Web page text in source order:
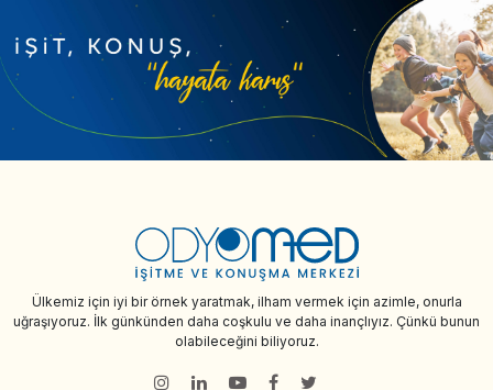
Ülkemiz için iyi bir örnek yaratmak, ilham vermek için azimle, onurla
uğraşıyoruz. İlk günkünden daha coşkulu ve daha inançlıyız. Çünkü bunun
olabileceğini biliyoruz.